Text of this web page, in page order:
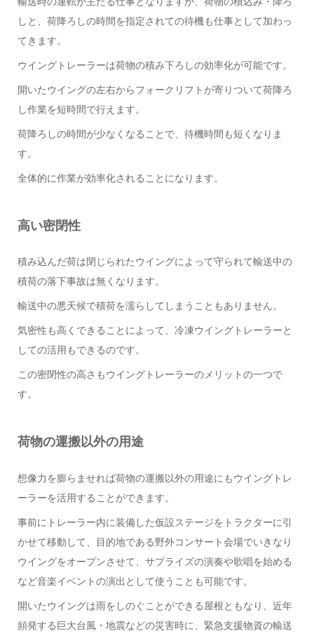
しと、荷降ろしの時間を指定されての待機も仕事として加わっ
てきます。
ウイングトレーラーは荷物の積み下ろしの効率化が可能です。
開いたウイングの左右からフォークリフトが寄りついて荷降ろ
し作業を短時間で行えます。
荷降ろしの時間が少なくなることで、待機時間も短くなりま
す。
全体的に作業が効率化されることになります。
高い密閉性
積み込んだ荷は閉じられたウイングによって守られて輸送中の
積荷の落下事故は無くなります。
輸送中の悪天候で積荷を濡らしてしまうこともありません。
気密性も高くできることによって、冷凍ウイングトレーラーと
しての活用もできるのです。
この密閉性の高さもウイングトレーラーのメリットの一つで
す。
荷物の運搬以外の用途
想像力を膨らませれば荷物の運搬以外の用途にもウイングトレ
ーラーを活用することができます。
事前にトレーラー内に装備した仮設ステージをトラクターに引
かせて移動して、目的地である野外コンサート会場でいきなり
ウイングをオープンさせて、サプライズの演奏や歌唱を始める
など音楽イベントの演出として使うことも可能です。
開いたウイングは雨をしのぐことができる屋根ともなり、近年
頻発する巨大台風・地震などの災害時に、緊急支援物資の輸送